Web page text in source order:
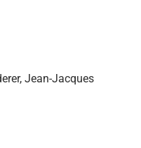
Jean-Jacques